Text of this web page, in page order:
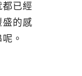
已經
盛的感
。